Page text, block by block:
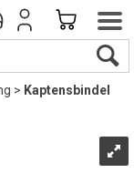
> Kaptensbindel